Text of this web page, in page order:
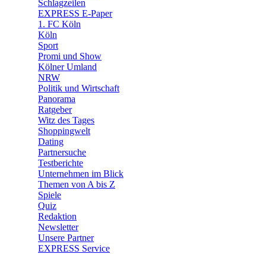
Schlagzeilen
EXPRESS E-Paper
1. FC Köln
Köln
Sport
Promi und Show
Kölner Umland
NRW
Politik und Wirtschaft
Panorama
Ratgeber
Witz des Tages
Shoppingwelt
Dating
Partnersuche
Testberichte
Unternehmen im Blick
Themen von A bis Z
Spiele
Quiz
Redaktion
Newsletter
Unsere Partner
EXPRESS Service